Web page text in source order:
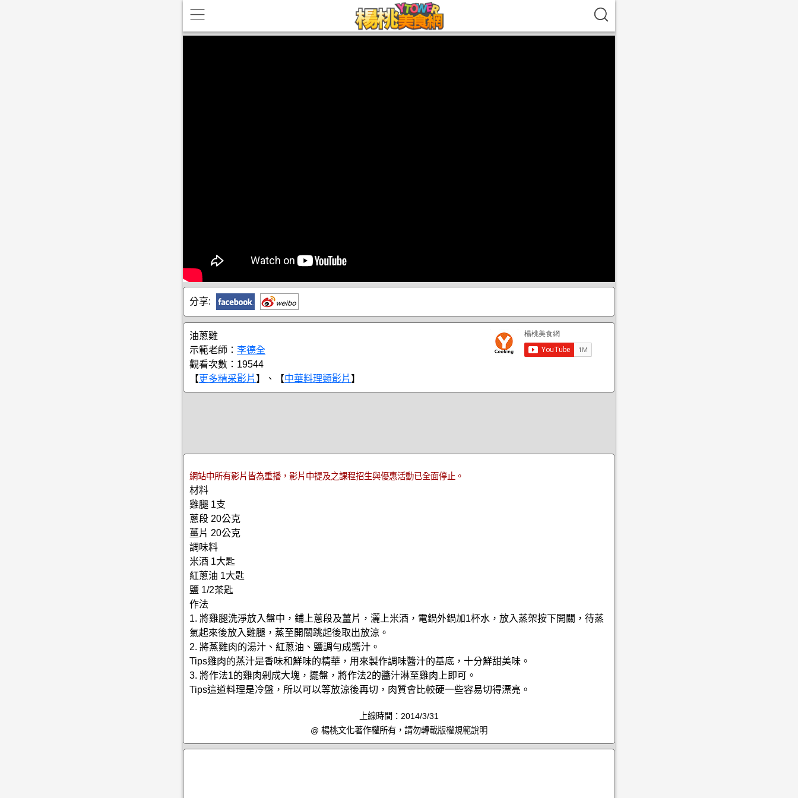
分享:
油蔥雞
示範老師： 李德全
觀看次數：19544
【更多精采影片 】、【中華料理類影片 】
網站中所有影片皆為重播，影片中提及之課程招生與優惠活動已全面停止。
材料
雞腿 1支
蔥段 20公克
薑片 20公克
調味料
米酒 1大匙
紅蔥油 1大匙
鹽 1/2茶匙
作法
1. 將雞腿洗淨放入盤中，鋪上蔥段及薑片，灑上米酒，電鍋外鍋加1杯水，放入蒸架按下開關，待蒸
氣起來後放入雞腿，蒸至開關跳起後取出放涼。
2. 將蒸雞肉的湯汁、紅蔥油、鹽調勻成醬汁。
Tips雞肉的蒸汁是香味和鮮味的精華，用來製作調味醬汁的基底，十分鮮甜美味。
3. 將作法1的雞肉剁成大塊，擺盤，將作法2的醬汁淋至雞肉上即可。
Tips這道料理是冷盤，所以可以等放涼後再切，肉質會比較硬一些容易切得漂亮。
上線時間：2014/3/31
@ 楊桃文化著作權所有，請勿轉載版權規範說明